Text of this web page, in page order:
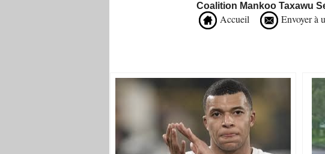
Coalition Mankoo Taxawu
Accueil Envoyer à